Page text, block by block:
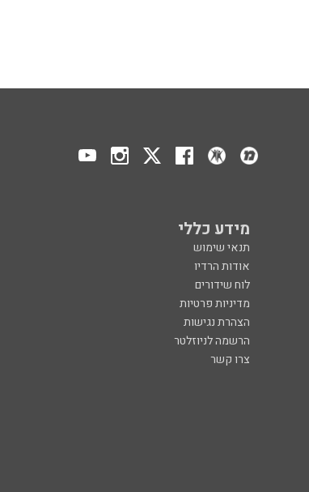
מידע כללי
תנאי שימוש
אודות הרדיו
לוח שידורים
מדיניות פרטיות
הצהרת נגישות
הרשמה לניוזלטר
צרו קשר